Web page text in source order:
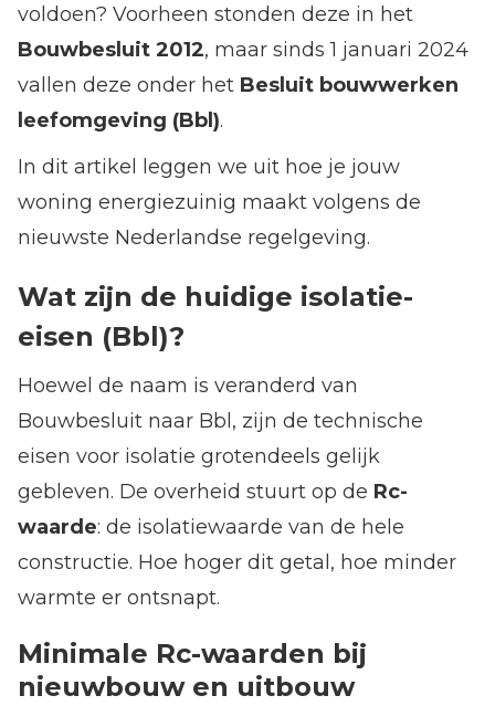
voldoen? Voorheen stonden deze in het
Bouwbesluit 2012, maar sinds 1 januari 2024
vallen deze onder het Besluit bouwwerken
leefomgeving (Bbl).
In dit artikel leggen we uit hoe je jouw
woning energiezuinig maakt volgens de
nieuwste Nederlandse regelgeving.
Wat zijn de huidige isolatie-
eisen (Bbl)?
Hoewel de naam is veranderd van
Bouwbesluit naar Bbl, zijn de technische
eisen voor isolatie grotendeels gelijk
gebleven. De overheid stuurt op de Rc-
waarde: de isolatiewaarde van de hele
constructie. Hoe hoger dit getal, hoe minder
warmte er ontsnapt.
Minimale Rc-waarden bij
nieuwbouw en uitbouw